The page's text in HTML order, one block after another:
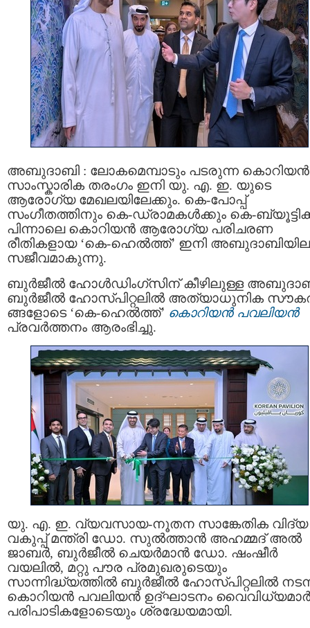
അബുദാബി : ലോകമെമ്പാടും പടരുന്ന കൊറിയൻ
സാംസ്കാരിക തരംഗം ഇനി യു. എ. ഇ. യുടെ
ആരോഗ്യ മേഖലയിലേക്കും. കെ-പോപ്പ്
സംഗീതത്തിനും കെ-ഡ്രാമകൾക്കും കെ-
പിന്നാലെ കൊറിയൻ ആരോഗ്യ പരിചരണ
രീതികളായ ‘കെ-ഹെൽത്ത്’ ഇനി
സജീവമാകുന്നു.
ബുർജീൽ ഹോൾഡിംഗ്‌സിന്‌ കീഴിലുള്ള
ബുർജീൽ ഹോസ്പിറ്റലിൽ അത്യാധുനിക
ങ്ങളോടെ ‘കെ-ഹെൽത്ത്’ കൊറിയൻ പവലിയൻ
പ്രവർത്തനം ആരംഭിച്ചു.
യു. എ. ഇ. വ്യവസായ-നൂതന സാങ്കേതിക വിദ്യ
വകുപ്പ് മന്ത്രി ഡോ. സുൽത്താൻ അഹമ്മദ് അൽ
ജാബർ, ബുർജീൽ ചെയർമാൻ ഡോ. ഷംഷീർ
വയലിൽ, മറ്റു പൗര പ്രമുഖരുടെയും
സാന്നിദ്ധ്യത്തിൽ ബുർജീൽ ഹോസ്പിറ്റലിൽ
കൊറിയൻ പവലിയൻ ഉദ്ഘാടനം
പരിപാടികളോടെയും ശ്രദ്ധേയമായി.